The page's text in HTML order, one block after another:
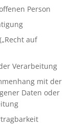
Person
auf
Verarbeitung
mit der
Daten oder